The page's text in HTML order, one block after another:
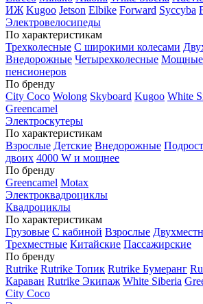
ИЖ Kugoo Jetson Elbike Forward Syccyba
Электровелосипеды
По характеристикам
Трехколесные С широкими колесами
Внедорожные Четырехколесные Мощные
пенсионеров
По бренду
City Coco Wolong Skyboard Kugoo White
Greencamel
Электроскутеры
По характеристикам
Взрослые Детские Внедорожные
двоих 4000 W и мощнее
По бренду
Greencamel Motax
Электроквадроциклы
Квадроциклы
По характеристикам
Грузовые С кабиной Взрослые
Трехместные Китайские Пассажирские
По бренду
Rutrike Rutrike Топик Rutrike Бумеранг
Караван Rutrike Экипаж White Siberia
City Coco